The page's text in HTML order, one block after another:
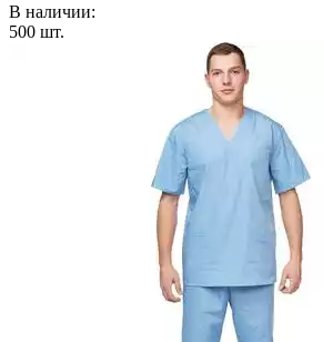
В наличии:
500 шт.